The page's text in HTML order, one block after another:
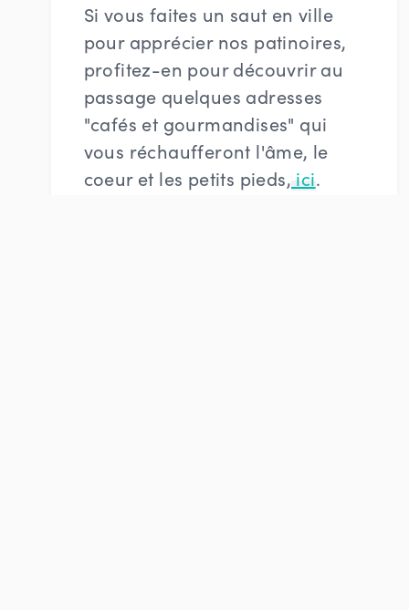
Si vous faites un saut en ville
pour apprécier nos patinoires,
profitez-en pour découvrir au
passage quelques adresses
"cafés et gourmandises" qui
vous réchaufferont l'âme, le
coeur et les petits pieds, ici.